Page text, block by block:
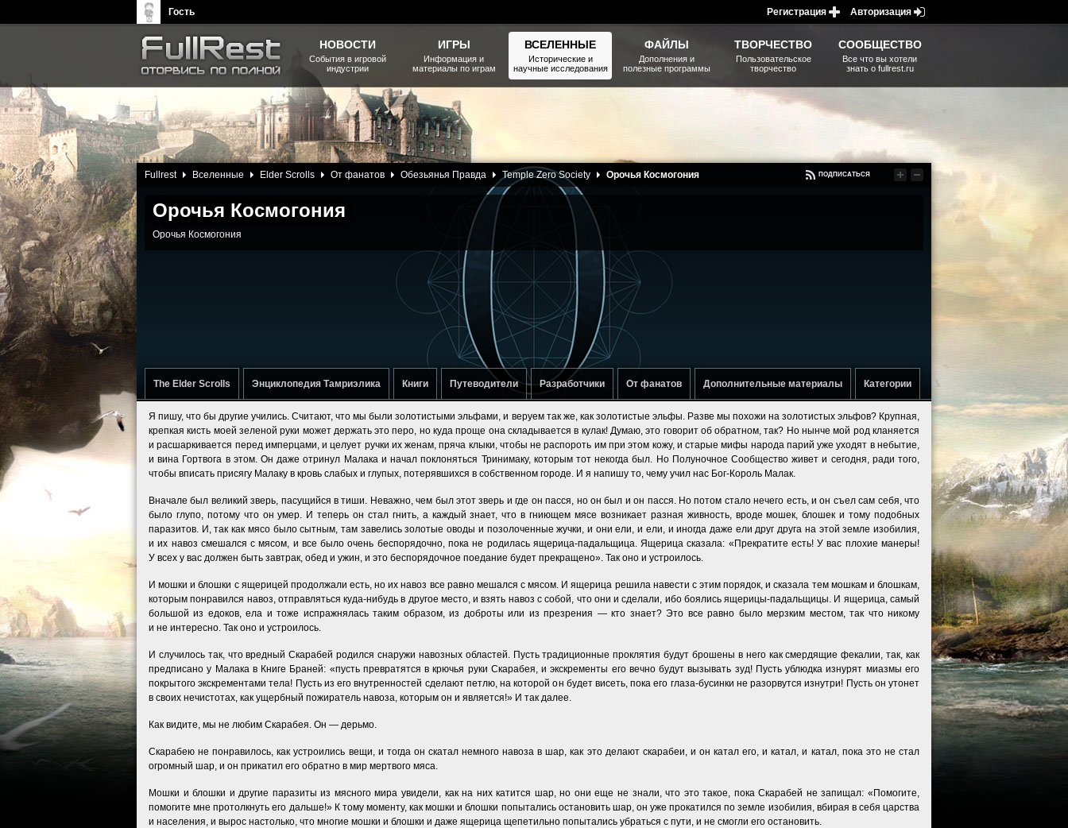
27 Января 2013
The Elder Scrolls Энциклопедия Тамриэлика Книги Путеводители Разработчики От фанатов Дополнительные материалы Категории
Орочья Космогония
Орочья Космогония
ПОДПИСАТЬСЯ
Fullrest Вселенные Elder Scrolls От фанатов Обезьянья Правда Temple Zero Society Орочья Космогония
Я пишу, что бы другие учились. Считают, что мы были золотистыми эльфами, и веруем так же, как золотистые эльфы. Разве мы похожи на золотистых эльфов? Крупная,
крепкая кисть моей зеленой руки может держать это перо, но куда проще она складывается в кулак! Думаю, это говорит об обратном, так? Но нынче мой род кланяется
и расшаркивается перед имперцами, и целует ручки их женам, пряча клыки, чтобы не распороть им при этом кожу, и старые мифы народа парий уже уходят в небытие,
и вина Гортвога в этом. Он даже отринул Малака и начал поклоняться Тринимаку, которым тот некогда был. Но Полуночное Сообщество живет и сегодня, ради того,
чтобы вписать присягу Малаку в кровь слабых и глупых, потерявшихся в собственном городе. И я напишу то, чему учил нас Бог-Король Малак.
Вначале был великий зверь, пасущийся в тиши. Неважно, чем был этот зверь и где он пасся, но он был и он пасся. Но потом стало нечего есть, и он съел сам себя, что
было глупо, потому что он умер. И теперь он стал гнить, а каждый знает, что в гниющем мясе возникает разная живность, вроде мошек, блошек и тому подобных
паразитов. И, так как мясо было сытным, там завелись золотые оводы и позолоченные жучки, и они ели, и ели, и иногда даже ели друг друга на этой земле изобилия,
и их навоз смешался с мясом, и все было очень беспорядочно, пока не родилась ящерица-падальщица. Ящерица сказала: «Прекратите есть! У вас плохие манеры!
У всех у вас должен быть завтрак, обед и ужин, и это беспорядочное поедание будет прекращено». Так оно и устроилось.
И мошки и блошки с ящерицей продолжали есть, но их навоз все равно мешался с мясом. И ящерица решила навести с этим порядок, и сказала тем мошкам и блошкам,
которым понравился навоз, отправляться куда-нибудь в другое место, и взять навоз с собой, что они и сделали, ибо боялись ящерицы-падальщицы. И ящерица, самый
большой из едоков, ела и тоже испражнялась таким образом, из доброты или из презрения — кто знает? Это все равно было мерзким местом, так что никому
и не интересно. Так оно и устроилось.
И случилось так, что вредный Скарабей родился снаружи навозных областей. Пусть традиционные проклятия будут брошены в него как смердящие фекалии, так, как
предписано у Малака в Книге Браней: «пусть превратятся в крючья руки Скарабея, и экскременты его вечно будут вызывать зуд! Пусть ублюдка изнурят миазмы его
покрытого экскрементами тела! Пусть из его внутренностей сделают петлю, на которой он будет висеть, пока его глаза-бусинки не разорвутся изнутри! Пусть он утонет
в своих нечистотах, как ущербный пожиратель навоза, которым он и является!» И так далее.
Как видите, мы не любим Скарабея. Он — дерьмо.
Скарабею не понравилось, как устроились вещи, и тогда он скатал немного навоза в шар, как это делают скарабеи, и он катал его, и катал, и катал, пока это не стал
огромный шар, и он прикатил его обратно в мир мертвого мяса.
Мошки и блошки и другие паразиты из мясного мира увидели, как на них катится шар, но они еще не знали, что это такое, пока Скарабей не запищал: «Помогите,
помогите мне протолкнуть его дальше!» К тому моменту, как мошки и блошки попытались остановить шар, он уже прокатился по земле изобилия, вбирая в себя царства
и населения, и вырос настолько, что многие мошки и блошки и даже ящерица щепетильно попытались убраться с пути, и не смогли его остановить.
Bethesda Softworks - статьи,
новости, дополнения
НОВОСТИ
События в игровой
индустрии
ИГРЫ
Информация и
материалы по играм
ВСЕЛЕННЫЕ
Исторические и
научные исследования
ФАЙЛЫ
Дополнения и
полезные программы
ТВОРЧЕСТВО
Пользовательское
творчество
СООБЩЕСТВО
Все что вы хотели
знать о fullrest.ru
Авторизация
Регистрация
Гость